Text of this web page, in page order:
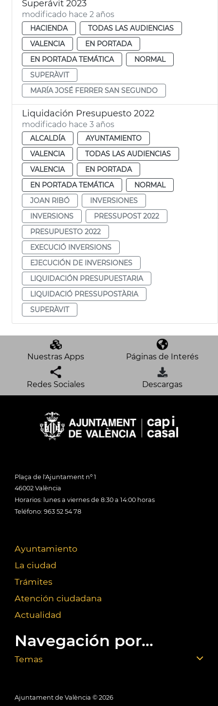
Superávit 2023
modificado hace 2 años
HACIENDA
TODAS LAS AUDIENCIAS
VALENCIA
EN PORTADA
EN PORTADA TEMÁTICA
NORMAL
SUPERÀVIT
MARÍA JOSÉ FERRER SAN SEGUNDO
Liquidación Presupuesto 2022
modificado hace 3 años
ALCALDÍA
AYUNTAMIENTO
VALENCIA
TODAS LAS AUDIENCIAS
VALENCIA
EN PORTADA
EN PORTADA TEMÁTICA
NORMAL
JOAN RIBÓ
INVERSIONES
INVERSIONS
PRESSUPOST 2022
PRESUPUESTO 2022
EXECUCIÓ INVERSIONS
EJECUCIÓN DE INVERSIONES
LIQUIDACIÓN PRESUPUESTARIA
LIQUIDACIÓ PRESSUPOSTÀRIA
SUPERÀVIT
Nuestras Apps Páginas de Interés
Redes Sociales Descargas
Plaça de l'Ajuntament nº 1
46002 València
Horarios: lunes a viernes de 8:30 a 14:00 horas
Teléfono: 963 52 54 78
Ayuntamiento
La ciudad
Trámites
Atención ciudadana
Actualidad
Navegación por...
Temas
Ajuntament de València © 2026